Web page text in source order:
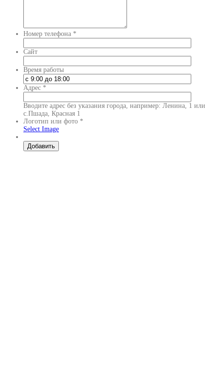
Номер телефона *
Сайт
Время работы
Адрес *
Вводите адрес без указания города, например: Ленина, 1 или
с.Пшада, Красная 1
Логотип или фото *
Select Image